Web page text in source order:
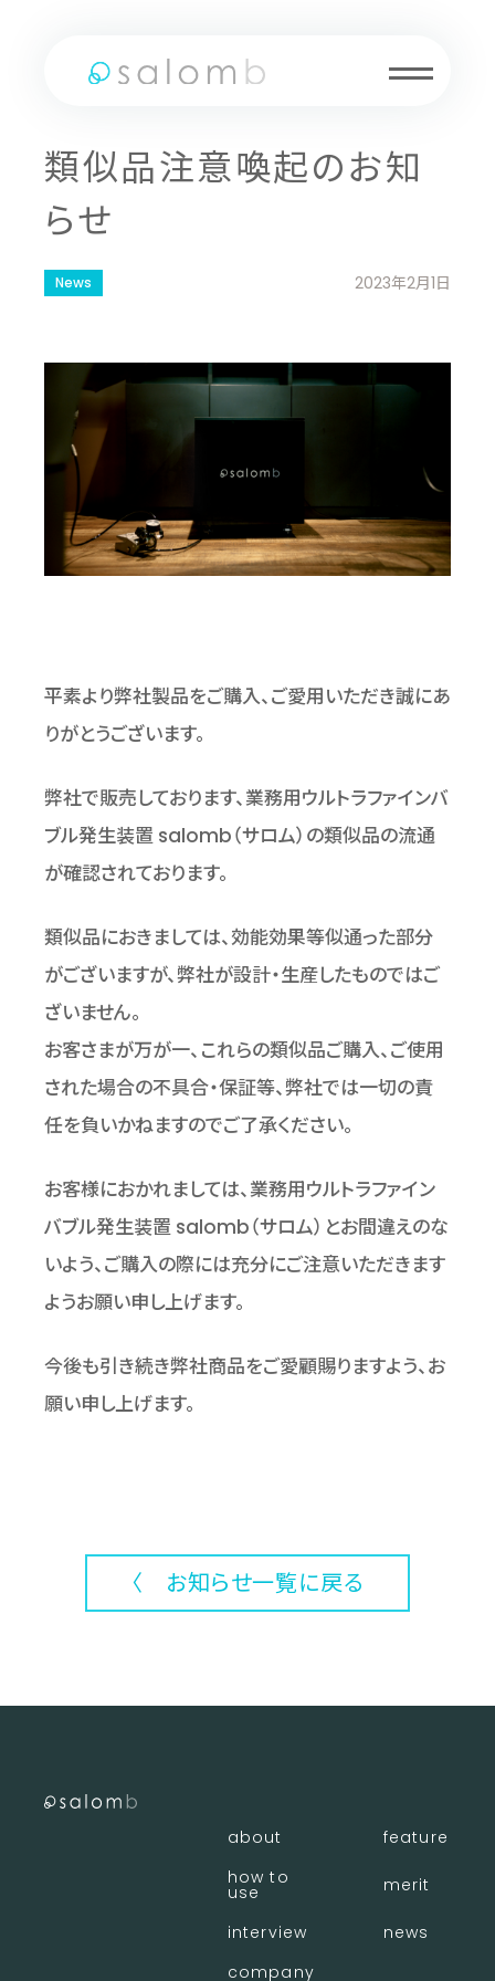
類似品注意喚起のお知
らせ
News 2023年2月1日
平素より弊社製品をご購入、ご愛用いただき誠にあ
りがとうございます。
弊社で販売しております、業務用ウルトラファインバ
ブル発生装置 salomb（サロム）の類似品の流通
が確認されております。
類似品におきましては、効能効果等似通った部分
がございますが、弊社が設計・生産したものではご
ざいません。
お客さまが万が一、これらの類似品ご購入、ご使用
された場合の不具合・保証等、弊社では一切の責
任を負いかねますのでご了承ください。
お客様におかれましては、業務用ウルトラファイン
バブル発生装置 salomb（サロム）とお間違えのな
いよう、ご購入の際には充分にご注意いただきます
ようお願い申し上げます。
今後も引き続き弊社商品をご愛顧賜りますよう、お
願い申し上げます。
〈 お知らせ一覧に戻る
about
feature
how to
use merit
interview
news
company